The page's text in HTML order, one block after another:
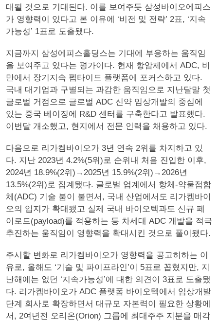
대될 것으로 기대된다. 이를 보여주듯 삼성바이오에피스
가 영향력이 있다고 본 이유에 ‘비전 및 전략’ 2표, ‘지속
가능성’ 1표로 도출됐다.
지금까지 삼성에피스홀딩스는 기대에 부응하는 움직임
을 보여주고 있다는 평가이다. 현재 항암제에서 ADC, 비
만에서 장기지속 펩타이드 플랫폼에 포커스하고 있다.
국내 대기업과 구별되는 과감한 움직임으로 지난달말 첫
글로벌 거점으로 글로벌 ADC 신약 임상개발의 중심에
있는 중국 베이징에 R&D 센터를 구축한다고 발표했다.
이번달 개소했고, 현지에서 전문 인력을 채용하고 있다.
다음으로 리가켐바이오가 3년 연속 2위를 차지하고 있
다. 지난 2023년 4.2%(5위)로 순위내 처음 진입한 이후,
2024년 18.9%(2위)→2025년 15.9%(2위)→2026년
13.5%(2위)로 집계됐다. 글로벌 업계에서 항체-약물접합
체(ADC) 기술 붐이 불면서, 국내 산업에서도 리가켐바이
오의 입지가 확대됐고 실제 국내 바이오텍과도 신규 페
이로드(payload)를 적용하는 등 차세대 ADC 개발을 적극
추진하는 움직임이 영향력을 확대시킨 것으로 풀이됐다.
주시할 변화로 리가켐바이오가 영향력을 공고히하는 이
유로, 올해도 ‘기술 및 파이프라인’이 5표로 꼽혔지만, 지
난해에는 없던 ‘지속가능성’에 대한 의견이 3표로 도출됐
다. 리가켐바이오가 ADC 플랫폼 바이오텍에서 임상개발
단계 회사로 확장하면서 대규모 자본력이 필요한 상황에
서, 2여년전 오리온(Orion) 그룹에 최대주주 지분을 매각